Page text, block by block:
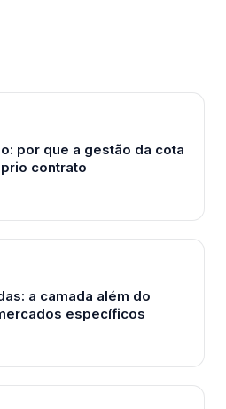
por que a gestão da cota
contrato
a camada além do
específicos